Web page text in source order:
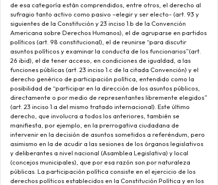
de esa categoría están comprendidos, entre otros, el derecho al
sufragio tanto activo como pasivo –elegir y ser electo- (art. 93 y
siguientes de la Constitución y 23 inciso 1.b de la Convención
Americana sobre Derechos Humanos), el de agruparse en partidos
políticos (art. 98 constitucional), el de reunirse “para discutir
asuntos políticos y examinar la conducta de los funcionarios”(art.
26 ibid), el de tener acceso, en condiciones de igualdad, a las
funciones públicas (art. 23 inciso 1.c de la citada Convención) y el
derecho genérico de participación política, entendido como la
posibilidad de “participar en la dirección de los asuntos públicos,
directamente o por medio de representantes libremente elegidos”
(art. 23 inciso 1.a del mismo tratado internacional). Este último
derecho, que involucra a todos los anteriores, también se
manifiesta, por ejemplo, en la prerrogativa ciudadana de
intervenir en la decisión de asuntos sometidos a referéndum, pero
asimismo en la de acudir a las sesiones de los órganos legislativos
y deliberantes a nivel nacional (Asamblea Legislativa) y local
(concejos municipales), que por esa razón son por naturaleza
públicas. La participación política consiste en el ejercicio de los
derechos políticos establecidos en la Constitución Política y en los